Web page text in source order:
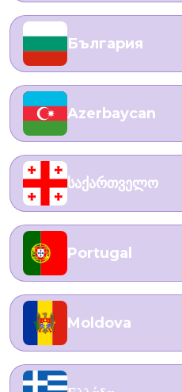
България
Azerbaycan
საქართველო
Portugal
Moldova